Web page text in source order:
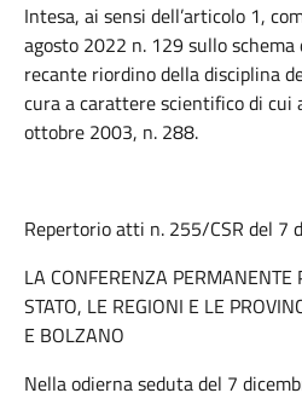
Intesa, ai sensi dell’articolo 1,
agosto 2022 n. 129 sullo
recante riordino della disciplina
cura a carattere scientifico di cui
ottobre 2003, n. 288.
Repertorio atti n. 255/CSR del 7
LA CONFERENZA PERMANENTE
STATO, LE REGIONI E LE
E BOLZANO
Nella odierna seduta del 7